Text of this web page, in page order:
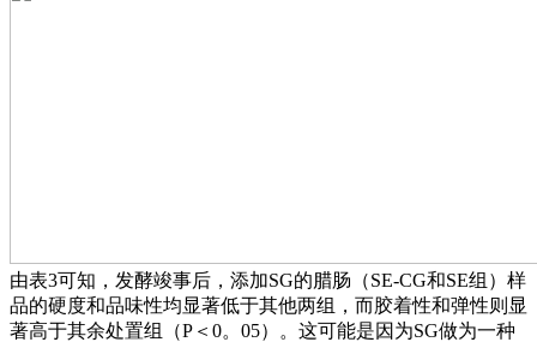
由表3可知，发酵竣事后，添加SG的腊肠（SE-CG和SE组）样
品的硬度和品味性均显著低于其他两组，而胶着性和弹性则显
著高于其余处置组（P＜0。05）。这可能是因为SG做为一种